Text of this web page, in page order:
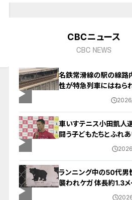
CBCニュース
CBC NEWS
名鉄常滑線の駅の線路
性が特急列車にはねられ死
区間で一時運転見合わ
車いすテニス小田凱人
闘う子どもたちとふれ
ポーツの楽しさ伝える
ランニング中の50代男
襲われケガ 体長約1.3メ
キノワグマに腕や足をか